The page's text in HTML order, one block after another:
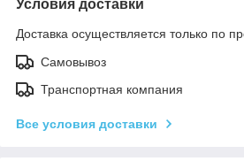
Условия доставки
Доставка осуществляется только по
Самовывоз
Транспортная компания
Все условия доставки